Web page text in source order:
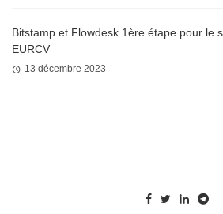
Bitstamp et Flowdesk 1ère étape pour le
EURCV
13 décembre 2023